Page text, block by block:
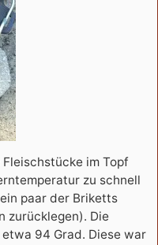
im Topf
zu schnell
paar der Briketts
zurücklegen). Die
94 Grad. Diese war